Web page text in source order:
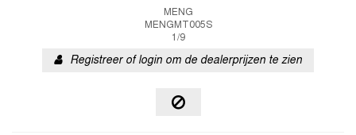
MENG
MENGMT005S
1/9
Registreer of login om de dealerprijzen te zien